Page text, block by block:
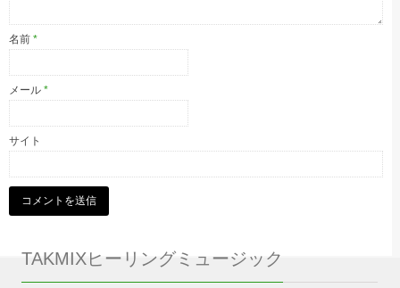
名前 *
メール *
サイト
TAKMIXヒーリングミュージック